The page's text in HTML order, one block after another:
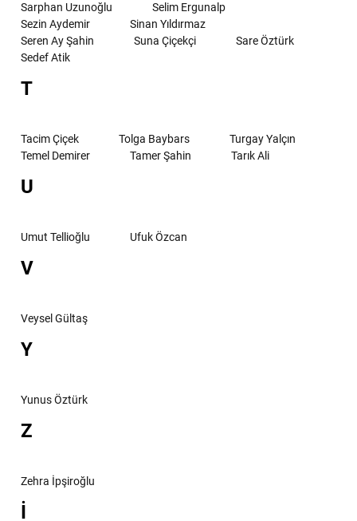
Sarphan Uzunoğlu
Selim Ergunalp
Sezin Aydemir
Sinan Yıldırmaz
Seren Ay Şahin
Suna Çiçekçi
Sare Öztürk
Sedef Atik
T
Tacim Çiçek Tolga Baybars
Turgay Yalçın
Temel Demirer
Tamer Şahin Tarık Ali
U
Umut Tellioğlu Ufuk Özcan
V
Veysel Gültaş
Y
Yunus Öztürk
Z
Zehra İpşiroğlu
İ